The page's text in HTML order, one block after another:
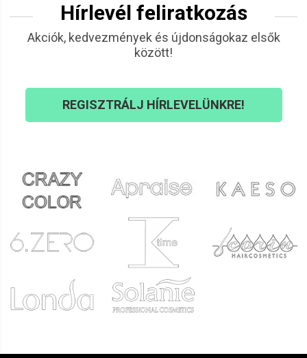
Hírlevél feliratkozás
Akciók, kedvezmények és újdonságokaz elsők
között!
REGISZTRÁLJ HÍRLEVELÜNKRE!